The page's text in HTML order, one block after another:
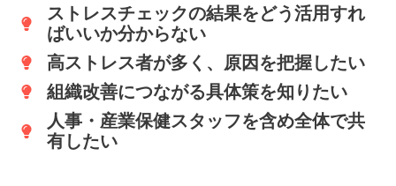
ストレスチェックの結果をどう活用すれ
ばいいか分からない
高ストレス者が多く、原因を把握したい
組織改善につながる具体策を知りたい
人事・産業保健スタッフを含め全体で共
有したい